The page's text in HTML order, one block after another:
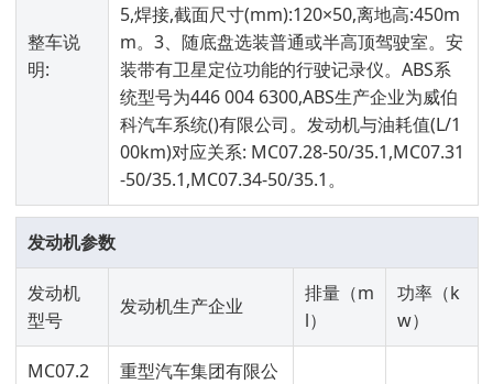
整车说
明:
5,焊接,截面尺寸(mm):120×50,离地高:450m
m。3、随底盘选装普通或半高顶驾驶室。安
装带有卫星定位功能的行驶记录仪。ABS系
统型号为446 004 6300,ABS生产企业为威伯
科汽车系统()有限公司。发动机与油耗值(L/1
00km)对应关系: MC07.28-50/35.1,MC07.31
-50/35.1,MC07.34-50/35.1。
发动机参数
发动机
型号
发动机生产企业
排量（m
l）
功率（k
w）
MC07.2
重型汽车集团有限公